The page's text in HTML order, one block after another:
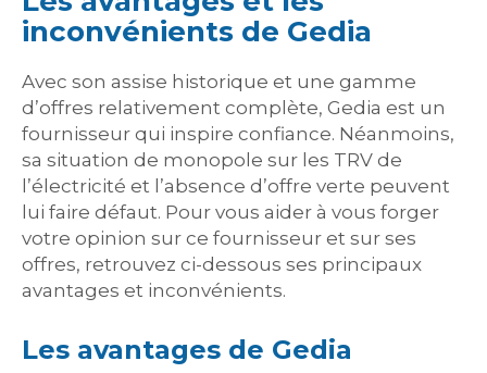
inconvénients de Gedia
Avec son assise historique et une gamme
d’offres relativement complète, Gedia est un
fournisseur qui inspire confiance. Néanmoins,
sa situation de monopole sur les TRV de
l’électricité et l’absence d’offre verte peuvent
lui faire défaut. Pour vous aider à vous forger
votre opinion sur ce fournisseur et sur ses
offres, retrouvez ci-dessous ses principaux
avantages et inconvénients.
Les avantages de Gedia